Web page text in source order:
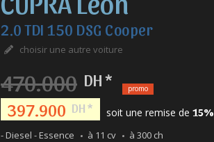
2.0 TDI 150 DSG Cooper
choisir une autre voiture
470.000 DH * promo
397.900 DH * soit une remise de 15%
- Diesel - Essence à 11 cv à 300 ch